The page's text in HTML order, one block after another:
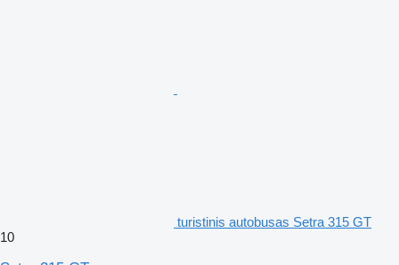
turistinis autobusas Setra 315 GT
10